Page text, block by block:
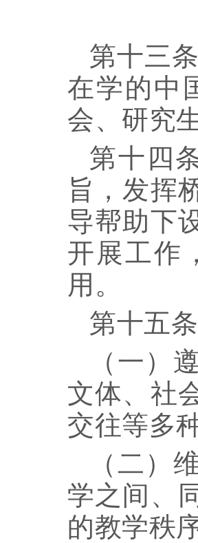
第十三条
在学的中
会、研究
第十四
旨，发挥
导帮助下
开展工作 ，
用。
第十五条
（一）
文体、社
交往等多
（二）
学之间、
的教学秩